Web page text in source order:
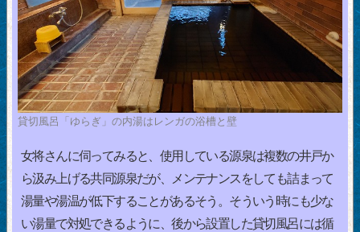
貸切風呂「ゆらぎ」の内湯はレンガの浴槽と壁
女将さんに伺ってみると、使用している源泉は複数の井戸か
ら汲み上げる共同源泉だが、メンテナンスをしても詰まって
湯量や湯温が低下することがあるそう。そういう時にも少な
い湯量で対処できるように、後から設置した貸切風呂には循